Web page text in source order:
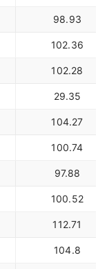
98.93
102.36
102.28
29.35
104.27
100.74
97.88
100.52
112.71
104.8